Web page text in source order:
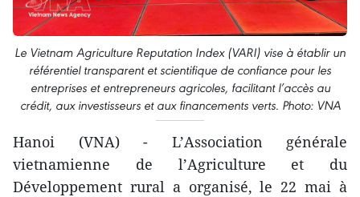
Le Vietnam Agriculture Reputation Index (VARI) vise à établir un
référentiel transparent et scientifique de confiance pour les
entreprises et entrepreneurs agricoles, facilitant l’accès au
crédit, aux investisseurs et aux financements verts. Photo: VNA
Hanoi (VNA) - L’Association générale
vietnamienne de l’Agriculture et du
Développement rural a organisé, le 22 mai à